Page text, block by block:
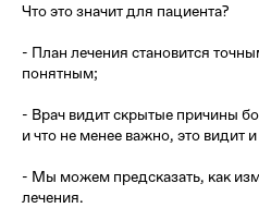
Что это значит для пациента?
- План лечения становится
понятным;
- Врач видит скрытые причины
и что не менее важно, это видит
- Мы можем предсказать, как
лечения.